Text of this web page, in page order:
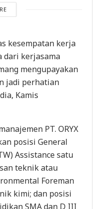
kesempatan kerja
dari kerjasama
mengupayakan
jadi perhatian
Kamis
PT. ORYX
posisi General
Assistance satu
teknik atau
Foreman
kimi; dan posisi
SMA dan D III